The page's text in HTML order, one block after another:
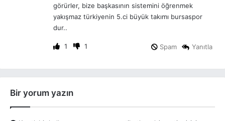
görürler, bize başkasının sistemini öğrenmek
yakışmaz türkiyenin 5.ci büyük takımı bursaspor
dur..
1 1 Yanıtla
Spam
Bir yorum yazın